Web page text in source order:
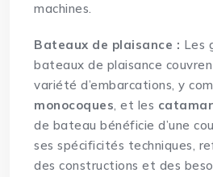
machines.
Bateaux de plaisance : Les
bateaux de plaisance
variété d’embarcations, y
monocoques, et les
de bateau bénéficie d’une
ses spécificités techniques,
des constructions et des